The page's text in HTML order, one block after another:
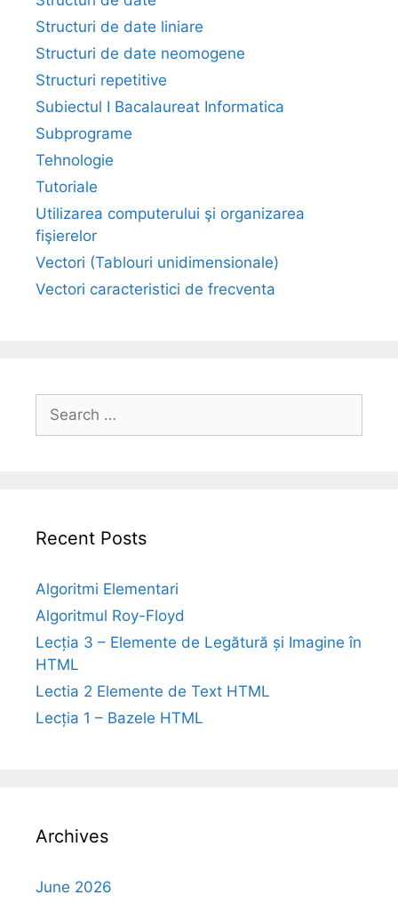
Structuri de date liniare
Structuri de date neomogene
Structuri repetitive
Subiectul I Bacalaureat Informatica
Subprograme
Tehnologie
Tutoriale
Utilizarea computerului şi organizarea
fişierelor
Vectori (Tablouri unidimensionale)
Vectori caracteristici de frecventa
for:
Recent Posts
Algoritmi Elementari
Algoritmul Roy-Floyd
Lecția 3 – Elemente de Legătură și Imagine în
HTML
Lectia 2 Elemente de Text HTML
Lecția 1 – Bazele HTML
Archives
June 2026